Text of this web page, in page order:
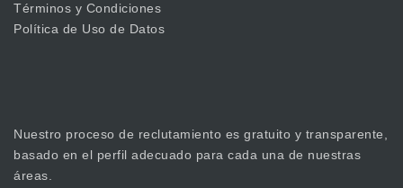
Términos y Condiciones
Política de Uso de Datos
Nuestro proceso de reclutamiento es gratuito y transparente,
basado en el perfil adecuado para cada una de nuestras
áreas.